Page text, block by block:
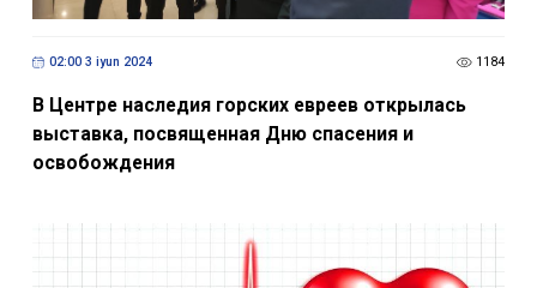
02:00 3 iyun 2024 1184
В Центре наследия горских евреев открылась
выставка, посвященная Дню спасения и
освобождения